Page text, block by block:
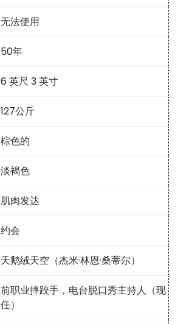
无法使用
50年
6 英尺 3 英寸
127公斤
棕色的
淡褐色
肌肉发达
约会
天鹅绒天空（杰米·林恩·桑蒂尔）
前职业摔跤手，电台脱口秀主持人（现
任）